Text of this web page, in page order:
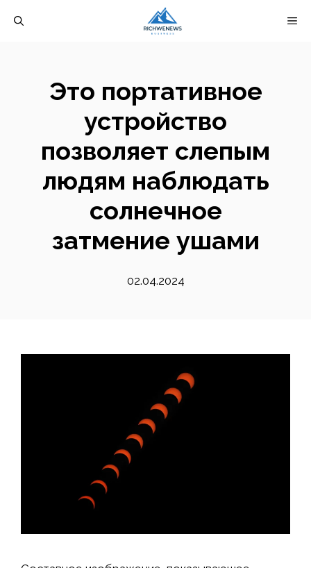
Это портативное
устройство
позволяет слепым
людям наблюдать
солнечное
затмение ушами
02.04.2024